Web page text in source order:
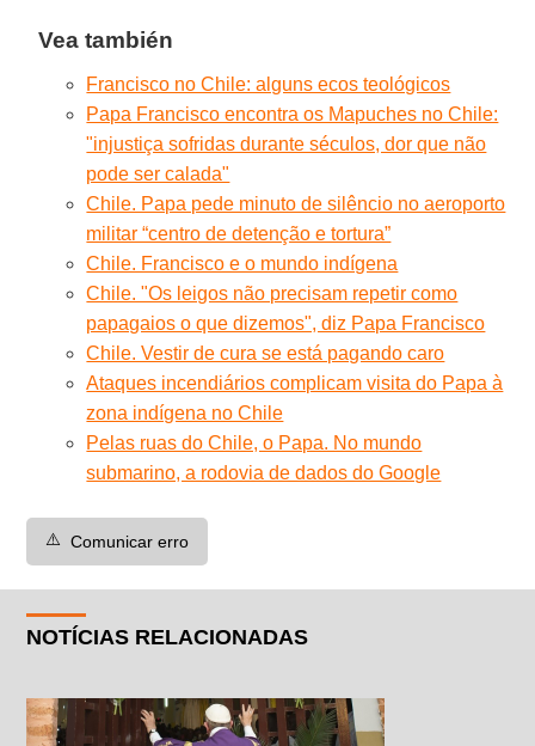
Vea también
Francisco no Chile: alguns ecos teológicos
Papa Francisco encontra os Mapuches no Chile:
"injustiça sofridas durante séculos, dor que não
pode ser calada"
Chile. Papa pede minuto de silêncio no aeroporto
militar “centro de detenção e tortura”
Chile. Francisco e o mundo indígena
Chile. "Os leigos não precisam repetir como
papagaios o que dizemos", diz Papa Francisco
Chile. Vestir de cura se está pagando caro
Ataques incendiários complicam visita do Papa à
zona indígena no Chile
Pelas ruas do Chile, o Papa. No mundo
submarino, a rodovia de dados do Google
⚠️ Comunicar erro
NOTÍCIAS RELACIONADAS